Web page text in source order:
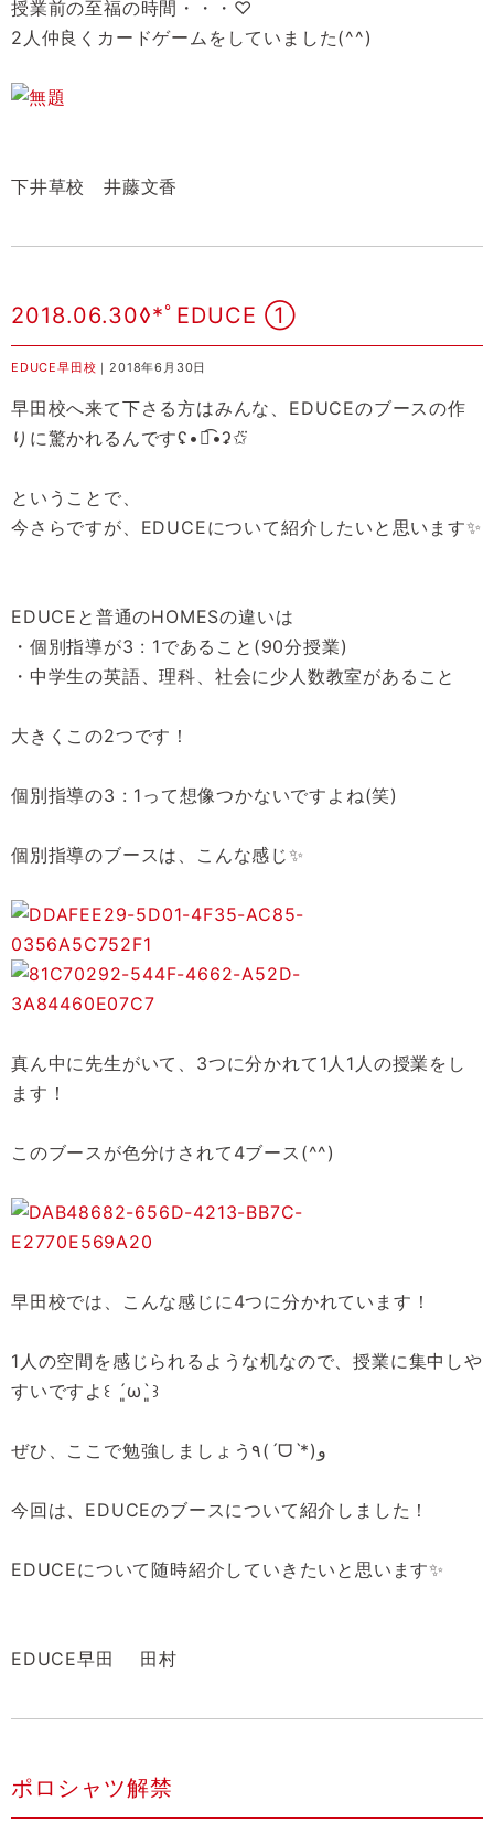
授業前の至福の時間・・・♡
2人仲良くカードゲームをしていました(^^)
下井草校 井藤文香
2018.06.30◊*ﾟEDUCE ①
EDUCE早田校 ｜2018年6月30日
早田校へ来て下さる方はみんな、EDUCEのブースの作
りに驚かれるんですʢ•ꇵ͡•ʡ✩⃛
ということで、
今さらですが、EDUCEについて紹介したいと思います✨
EDUCEと普通のHOMESの違いは
・個別指導が3 : 1であること(90分授業)
・中学生の英語、理科、社会に少人数教室があること
大きくこの2つです！
個別指導の3 : 1って想像つかないですよね(笑)
個別指導のブースは、こんな感じ✨
真ん中に先生がいて、3つに分かれて1人1人の授業をし
ます！
このブースが色分けされて4ブース(^^)
早田校では、こんな感じに4つに分かれています！
1人の空間を感じられるような机なので、授業に集中しや
すいですよ꒰ ´͈ω`͈꒱
ぜひ、ここで勉強しましょう٩(ˊᗜˋ*)و
今回は、EDUCEのブースについて紹介しました！
EDUCEについて随時紹介していきたいと思います✨
EDUCE早田 田村
ポロシャツ解禁